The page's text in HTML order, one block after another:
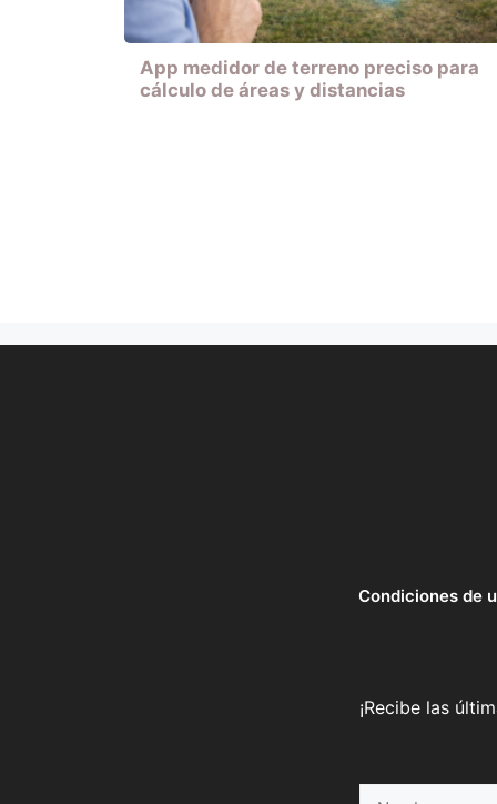
App medidor de terreno preciso para
cálculo de áreas y distancias
Condiciones de
¡Recibe las